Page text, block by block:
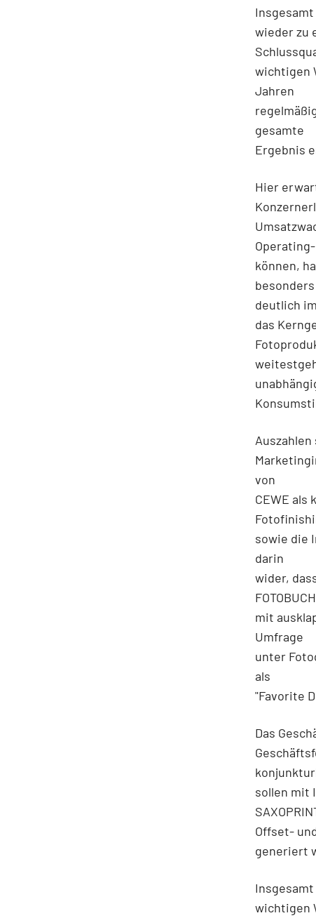
wieder zu
wichtigen
Jahren
gesamte
Ergebnis
Hier
können,
besonders
deutlich
das
von
CEWE
sowie die
darin
wider,
FOTOBUCH
mit
Umfrage
unter
als
"Favorite
Das
sollen mit
Offset-
generiert
wichtigen